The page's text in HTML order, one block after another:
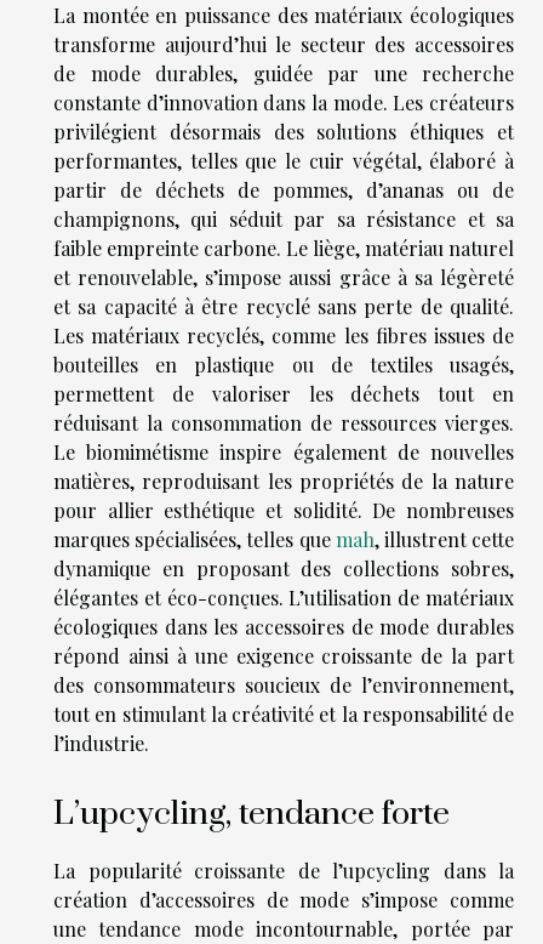
La montée en puissance des matériaux écologiques
transforme aujourd’hui le secteur des accessoires
de mode durables, guidée par une recherche
constante d’innovation dans la mode. Les créateurs
privilégient désormais des solutions éthiques et
performantes, telles que le cuir végétal, élaboré à
partir de déchets de pommes, d’ananas ou de
champignons, qui séduit par sa résistance et sa
faible empreinte carbone. Le liège, matériau naturel
et renouvelable, s’impose aussi grâce à sa légèreté
et sa capacité à être recyclé sans perte de qualité.
Les matériaux recyclés, comme les fibres issues de
bouteilles en plastique ou de textiles usagés,
permettent de valoriser les déchets tout en
réduisant la consommation de ressources vierges.
Le biomimétisme inspire également de nouvelles
matières, reproduisant les propriétés de la nature
pour allier esthétique et solidité. De nombreuses
marques spécialisées, telles quemah, illustrent cette
dynamique en proposant des collections sobres,
élégantes et éco-conçues. L’utilisation de matériaux
écologiques dans les accessoires de mode durables
répond ainsi à une exigence croissante de la part
des consommateurs soucieux de l’environnement,
tout en stimulant la créativité et la responsabilité de
l’industrie.
L’upcycling, tendance forte
La popularité croissante de l’upcycling dans la
création d’accessoires de mode s’impose comme
une tendance mode incontournable, portée par